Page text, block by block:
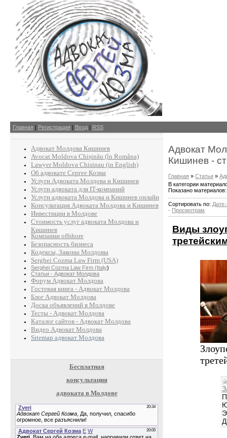
Главная | Регистрация | Вход | RSS
Адвокат Молдова Кишинев
Avocat Moldova Chișinău (în Româna)
Lawyer Moldova Chisinau (in English)
Об адвокате Сергее Козма
Услуги Адвоката Молдова и Кишинев
Услуги адвоката для IT-компаний
Услуги адвоката Молдова и Кишинев онлайн
Консультация Адвоката Молдова и Кишинев
Инвестиции в Молдове
Стоимость услуг адвоката Молдова и
Кишинев
Компании offshore
Безопасность бизнеса
Кодексы, Законы Молдовы
Serghei Cozma Law Firm (USA)
Serghei Cozma Law Firm (Italy)
Статьи - Адвокат Молдова
Форум Адвокат Молдова
Гостевая книга - Адвокат Молдова
Блог Адвокат Молдова
Доска объявлений в Молдове
Тесты - Адвокат Молдова
Каталог сайтов - Адвокат Молдова
Видео Адвокат Молдова
Sitemap адвокат Молдова
Бесплатная
консультация
адвоката в Молдове
Адвокат
Кишинев -
Главная » Статьи »
В категории
Показано материалов
Сортировать по: Дате
· Просмотрам
Виды